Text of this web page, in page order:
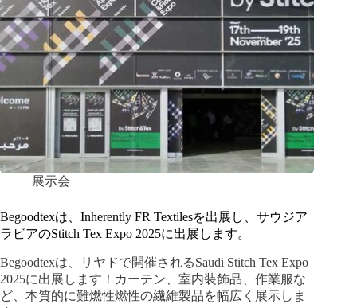
展示会
Begoodtexは、Inherently FR Textilesを出展し、サウジア
ラビアのStitch Tex Expo 2025に出展します。
Begoodtexは、リヤドで開催されるSaudi Stitch Tex Expo
2025に出展します！カーテン、室内装飾品、作業服な
ど、本質的に難燃性燃性の繊維製品を幅広く展示しま